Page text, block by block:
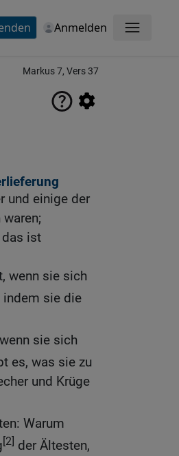
Anmelden Menü
Markus 7, Vers 37
und einige der
das ist
wenn sie sich
indem sie die
sie sich
es, was sie zu
und Krüge
Warum
[2] der Ältesten,